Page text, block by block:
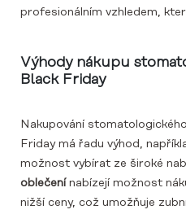
profesionálním vzhledem,
Výhody nákupu
Black Friday
Nakupování
Friday má řadu výhod,
možnost vybírat ze široké
oblečenínabízejí možnost
nižší ceny, což umožňuje